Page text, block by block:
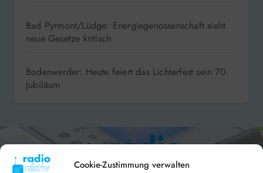
Cookie-Zustimmung verwalten
Bad Pyrmont/Lüdge: Energiegenossenschaft sieht
neue Gesetze kritisch
Bodenwerder: Heute feiert das Lichterfest sein 70.
Jubiläum